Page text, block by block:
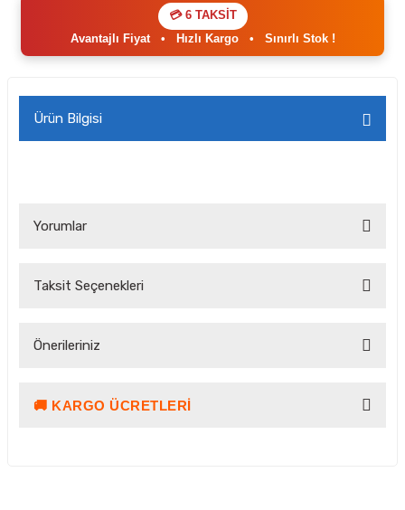
💳 6 TAKSİT
Avantajlı Fiyat• Hızlı Kargo• Sınırlı Stok !
Ürün Bilgisi
Yorumlar
Taksit Seçenekleri
Önerileriniz
Bu ürünün fiyat bilgisi, resim, ürün açıklamalarında ve diğer
🚚 KARGO ÜCRETLERI